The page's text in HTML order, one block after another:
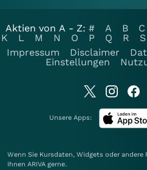
Aktien von A - Z: # A B C
K
L M N O P Q R S
Impressum
Disclaimer
Einstellungen
Unsere Apps:
Wenn Sie Kursdaten, Widgets oder
Ihnen ARIVA gerne.